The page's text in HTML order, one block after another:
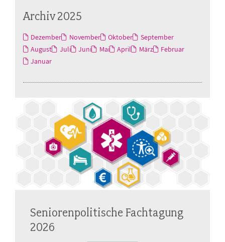
Archiv 2025
Dezember November Oktober
September
August
Juli Juni Mai April März
Februar
Januar
Seniorenpolitische Fachtagung
2026